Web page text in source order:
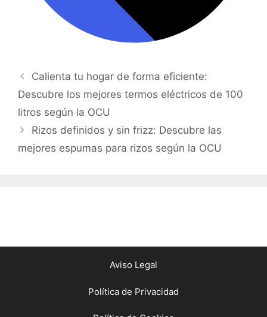
Calienta tu hogar de forma eficiente:
Descubre los mejores termos eléctricos de 100
litros según la OCU
Rizos definidos y sin frizz: Descubre las
mejores espumas para rizos según la OCU
Aviso Legal
Política de Privacidad